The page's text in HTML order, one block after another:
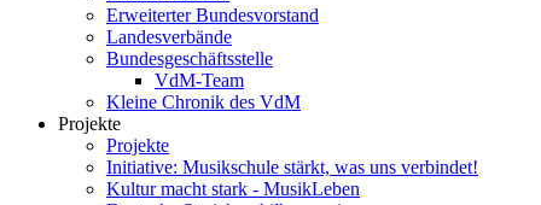
Erweiterter Bundesvorstand
Landesverbände
Bundesgeschäftsstelle
VdM-Team
Kleine Chronik des VdM
Projekte
Projekte
Initiative: Musikschule stärkt, was uns verbindet!
Kultur macht stark - MusikLeben